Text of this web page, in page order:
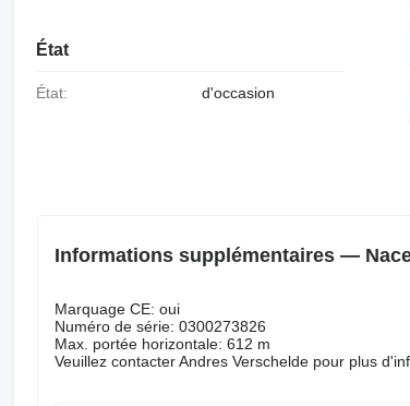
État
État: d'occasion
Informations supplémentaires —
Marquage CE: oui
Numéro de série: 0300273826
Max. portée horizontale: 612 m
Veuillez contacter Andres Verschelde pour plus